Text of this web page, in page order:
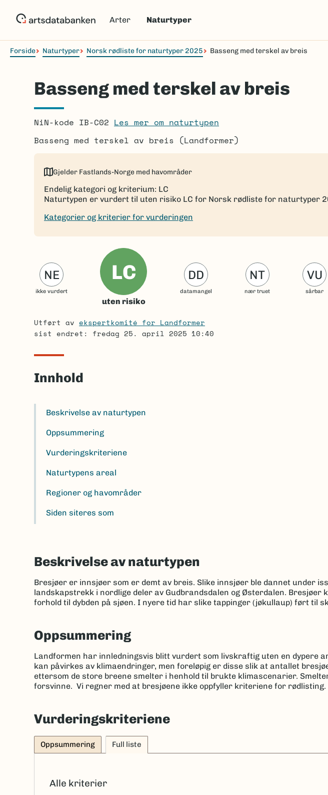
Arter Naturtyper
Navigasjonssti
Forside Naturtyper Norsk rødliste for naturtyper 2025 Basseng med terskel av breis
Basseng med terskel av breis
NiN-kode IB-C02 Les mer om naturtypen
Basseng med terskel av breis (Landformer)
Gjelder Fastlands-Norge med havområder
Endelig kategori og kriterium: LC
Naturtypen er vurdert til uten risiko LC for Norsk rødliste for naturtyper
Kategorier og kriterier for vurderingen
NE
ikke vurdert
LC
uten risiko
DD
datamangel
NT
nær truet
VU
sårbar
Utført av ekspertkomité for Landformer
sist endret: fredag 25. april 2025 10:40
Innhold
Beskrivelse av naturtypen
Oppsummering
Vurderingskriteriene
Naturtypens areal
Regioner og havområder
Siden siteres som
Beskrivelse av naturtypen
Bresjøer er innsjøer som er demt av breis. Slike innsjøer ble dannet under
landskapstrekk i nordlige deler av Gudbrandsdalen og Østerdalen. Bresjøer
forhold til dybden på sjøen. I nyere tid har slike tappinger (jøkullaup) ført til
Oppsummering
Landformen har innledningsvis blitt vurdert som livskraftig uten en dypere
kan påvirkes av klimaendringer, men foreløpig er disse slik at antallet
ettersom de store breene smelter i henhold til brukte klimascenarier.
forsvinne. Vi regner med at bresjøene ikke oppfyller kriteriene for rødlisting.
Vurderingskriteriene
Oppsummering Full liste
Alle kriterier